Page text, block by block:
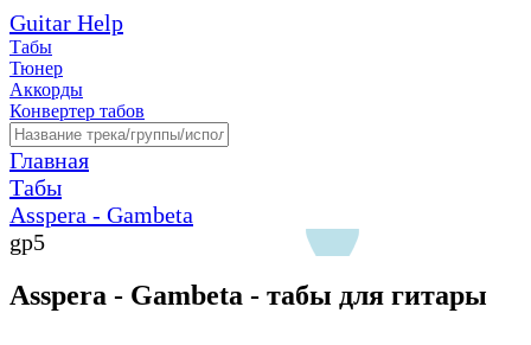
Guitar Help
Табы
Тюнер
Аккорды
Конвертер табов
Главная
Табы
Asspera - Gambeta
gp5
Asspera - Gambeta - табы для гитары